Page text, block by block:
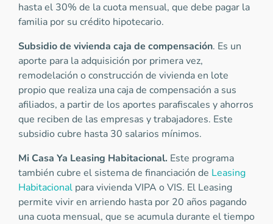
hasta el 30% de la cuota mensual, que debe pagar la
familia por su crédito hipotecario.
Subsidio de vivienda caja de compensación. Es un
aporte para la adquisición por primera vez,
remodelación o construcción de vivienda en lote
propio que realiza una caja de compensación a sus
afiliados, a partir de los aportes parafiscales y ahorros
que reciben de las empresas y trabajadores. Este
subsidio cubre hasta 30 salarios mínimos.
Mi Casa Ya Leasing Habitacional. Este programa
también cubre el sistema de financiación de Leasing
Habitacional para vivienda VIPA o VIS. El Leasing
permite vivir en arriendo hasta por 20 años pagando
una cuota mensual, que se acumula durante el tiempo